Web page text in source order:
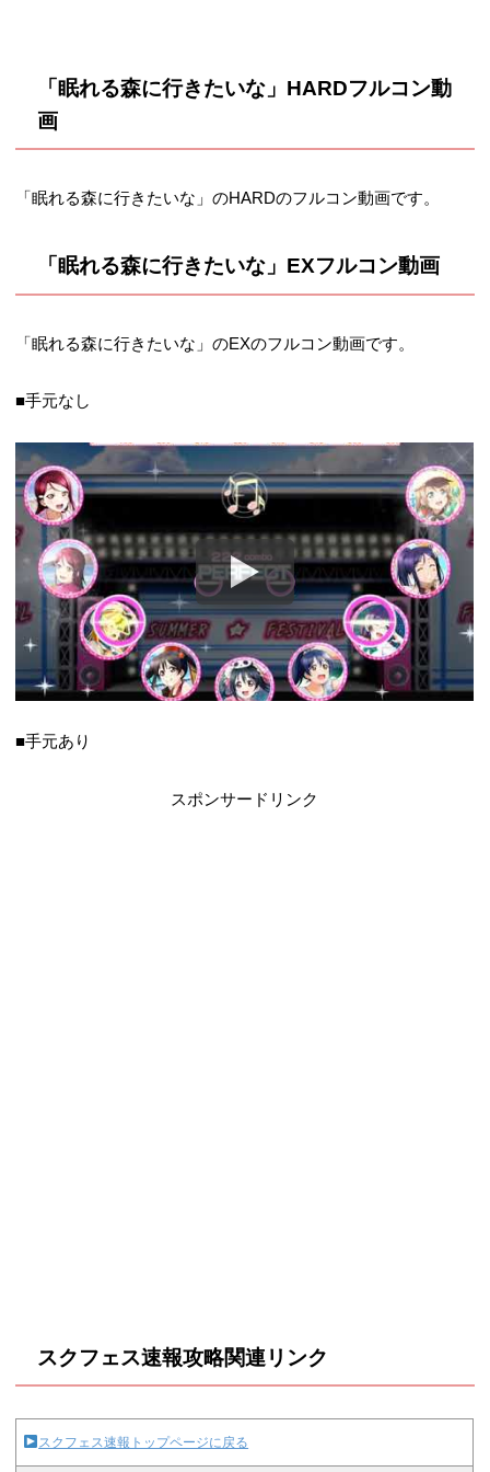
「眠れる森に行きたいな」HARDフルコン動
画
「眠れる森に行きたいな」のHARDのフルコン動画です。
「眠れる森に行きたいな」EXフルコン動画
「眠れる森に行きたいな」のEXのフルコン動画です。
■手元なし
■手元あり
スポンサードリンク
スクフェス速報攻略関連リンク
スクフェス速報トップページに戻る